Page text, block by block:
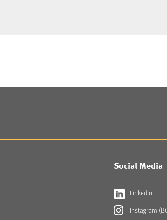
Social Media
LinkedIn
Instagram